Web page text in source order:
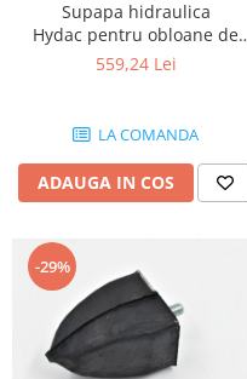
Electrice
Mecanice
Hidraulice
hidraulice
Role, bucse si bolturi
Cilindru hidraulic si burduf
Electrice
Hidraulice
Mecanice
Bolturi, role si bucse
Supapa hidraulica
Hydac pentru obloane de
ridicare Dhollandia, Zepro
559,24 Lei
LA COMANDA
ADAUGA IN COS
-29%